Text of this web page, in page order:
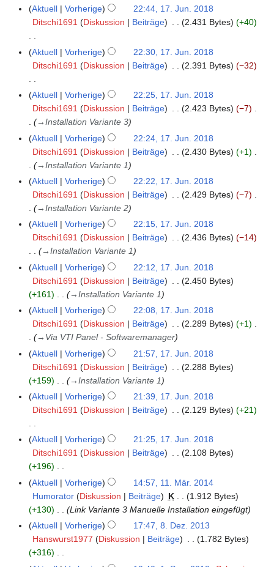
s
u
g
g
s
m
e
n
f
a
s
s
u
g
t
u
g
s
m
m
e
n
f
a
s
s
u
g
b
e
i
t
u
g
s
m
m
e
n
f
a
s
s
u
n
g
e
a
r
b
e
i
t
u
g
s
m
m
e
n
f
a
s
s
u
g
n
e
a
r
b
e
i
t
u
g
s
m
e
n
f
a
s
s
u
n
g
K
e
e
a
b
e
t
u
n
s
a
m
e
n
f
a
s
u
n
Aktuell Vorherige
22:44, 17. Jun. 2018
Ditschi1691
Diskussion Beiträge 2.431 Bytes +40
K
e
e
a
b
e
t
u
n
s
u
a
m
e
n
f
a
s
u
n
g
Aktuell Vorherige
22:30, 17. Jun. 2018
Ditschi1691
Diskussion Beiträge 2.391 Bytes −32
K
e
e
a
b
e
t
u
n
g
s
a
m
e
n
f
a
s
u
n
g
Aktuell Vorherige
22:25, 17. Jun. 2018
Ditschi1691
Diskussion Beiträge 2.423 Bytes
−7
→Installation Variante 3
Aktuell
Vorherige
22:24, 17. Jun. 2018
Ditschi1691
Diskussion Beiträge 2.430 Bytes
+1
→Installation Variante 1
Aktuell
Vorherige
22:22, 17. Jun. 2018
Ditschi1691
Diskussion Beiträge 2.429 Bytes
−7
→Installation Variante 2
Aktuell
Vorherige
22:15, 17. Jun. 2018
Ditschi1691
Diskussion Beiträge 2.436 Bytes
−14
→Installation Variante 1
Aktuell
Vorherige
22:12, 17. Jun. 2018
Ditschi1691
Diskussion Beiträge
2.450 Bytes
+161
→Installation Variante 1
Aktuell
Vorherige
22:08, 17. Jun. 2018
Ditschi1691
Diskussion Beiträge 2.289 Bytes
+1
→ Via VTI Panel - Softwaremanager
Aktuell
Vorherige
21:57, 17. Jun. 2018
Ditschi1691
Diskussion Beiträge
2.288 Bytes
+159
→Installation Variante 1
Aktuell
Vorherige
21:39, 17. Jun. 2018
Ditschi1691
Diskussion Beiträge 2.129 Bytes +21
K
e
i
e
e
a
b
Aktuell Vorherige
21:25, 17. Jun. 2018
Ditschi1691
Diskussion Beiträge
2.108 Bytes
+196
K
e
i
e
e
1
M
Aktuell Vorherige
14:57, 11. Mär. 2014
Humorator Diskussion Beiträge K
1.912 Bytes
+130
Link Variante 3 Manuelle Installation eingefügt
8
Aktuell Vorherige
17:47, 8. Dez. 2013
Hanswurst1977
Diskussion Beiträge
1.782 Bytes
+316